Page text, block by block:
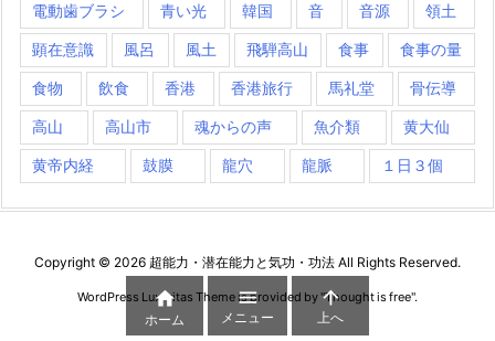
電動歯ブラシ 青い光 韓国 音 音源 領土
顕在意識 風呂 風土 飛騨高山 食事 食事の量
食物 飲食 香港 香港旅行 馬礼堂 骨伝導
高山 高山市 魂からの声 魚介類 黄大仙
黄帝内経 鼓膜 龍穴 龍脈 １日３個
Copyright © 2026 超能力・潜在能力と気功・功法 All Rights Reserved.
WordPress Luxeritas Theme is provided by "Thought is free".

ホーム

メニュー

上へ